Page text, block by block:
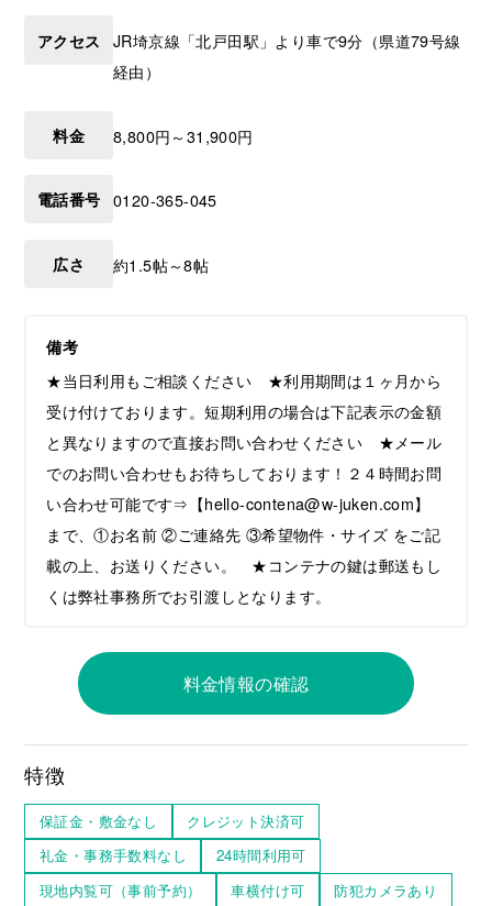
アクセス
JR埼京線「北戸田駅」より車で9分（県道79号線
経由）
料金 8,800円～31,900円
電話番号 0120-365-045
広さ 約1.5帖～8帖
備考
★当日利用もご相談ください ★利用期間は１ヶ月から
受け付けております。短期利用の場合は下記表示の金額
と異なりますので直接お問い合わせください ★メール
でのお問い合わせもお待ちしております！２４時間お問
い合わせ可能です⇒【hello-contena@w-juken.com】
まで、①お名前 ②ご連絡先 ③希望物件・サイズ をご記
載の上、お送りください。 ★コンテナの鍵は郵送もし
くは弊社事務所でお引渡しとなります。
料金情報の確認
特徴
保証金・敷金なし
クレジット決済可
礼金・事務手数料なし
24時間利用可
現地内覧可（事前予約）
車横付け可
防犯カメラあり